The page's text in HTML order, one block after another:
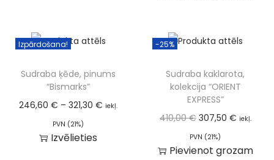
Izpārdošana!
Sudraba ķēde, pinums
“Bismarks”
246,60€ – 321,30€ iekļ.
PVN (21%)
Izvēlieties
-25%
Sudraba kaklarota,
kolekcija “ORIENT
EXPRESS”
410,00€ 307,50 € iekļ.
PVN (21%)
Pievienot grozam